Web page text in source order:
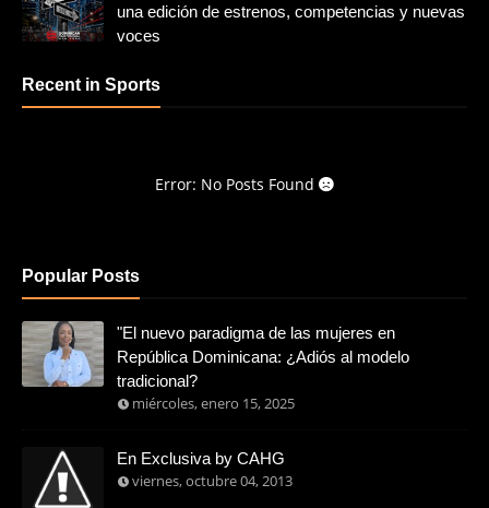
una edición de estrenos, competencias y nuevas
voces
Recent in Sports
Error: No Posts Found
Popular Posts
"El nuevo paradigma de las mujeres en
República Dominicana: ¿Adiós al modelo
tradicional?
miércoles, enero 15, 2025
En Exclusiva by CAHG
viernes, octubre 04, 2013